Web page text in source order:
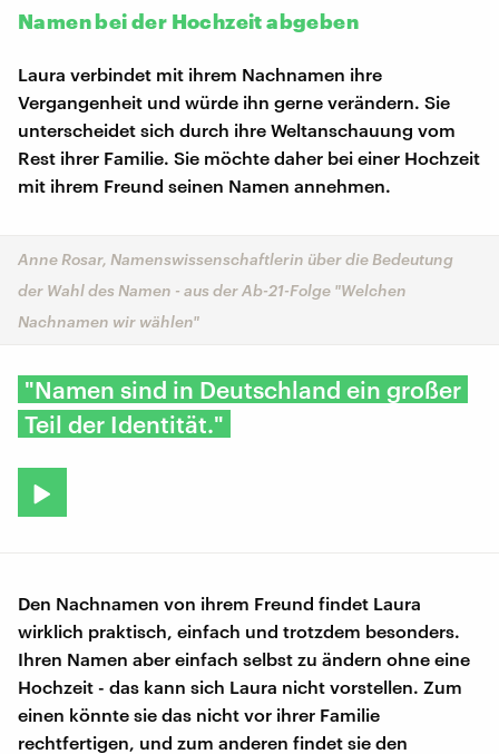
Namen bei der Hochzeit abgeben
Laura verbindet mit ihrem Nachnamen ihre
Vergangenheit und würde ihn gerne verändern. Sie
unterscheidet sich durch ihre Weltanschauung vom
Rest ihrer Familie. Sie möchte daher bei einer Hochzeit
mit ihrem Freund seinen Namen annehmen.
Anne Rosar, Namenswissenschaftlerin über die Bedeutung
der Wahl des Namen - aus der Ab-21-Folge "Welchen
Nachnamen wir wählen"
"Namen sind in Deutschland ein großer
Teil der Identität."
Den Nachnamen von ihrem Freund findet Laura
wirklich praktisch, einfach und trotzdem besonders.
Ihren Namen aber einfach selbst zu ändern ohne eine
Hochzeit - das kann sich Laura nicht vorstellen. Zum
einen könnte sie das nicht vor ihrer Familie
rechtfertigen, und zum anderen findet sie den